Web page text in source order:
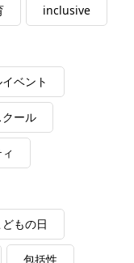
inclusive
ベント
ール
もの日
包括性